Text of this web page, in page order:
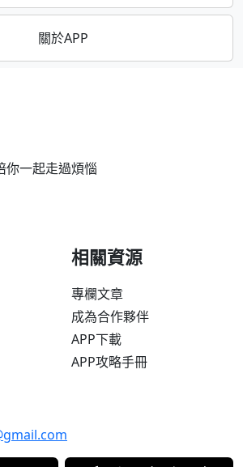
關於APP
你一起走過煩惱
相關資源
專欄文章
成為合作夥伴
APP下載
APP攻略手冊